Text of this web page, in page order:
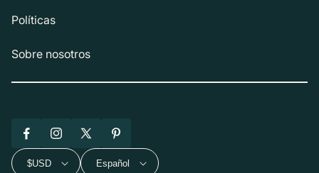
Políticas
Sobre nosotros
FacebookInstagram
X
(Twitter)
Pinterest
$USD Español